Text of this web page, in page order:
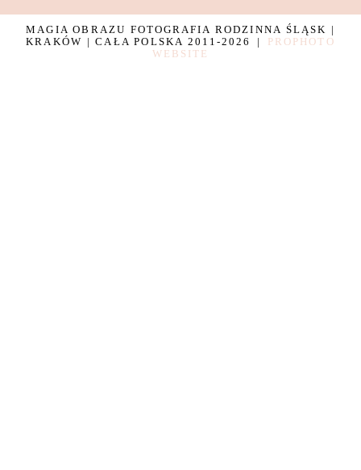
MAGIA OBRAZU FOTOGRAFIA RODZINNA ŚLĄSK |
KRAKÓW | CAŁA POLSKA 2011-2026
|
PROPHOTO
WEBSITE